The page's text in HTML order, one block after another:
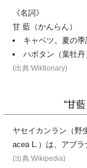
《名詞》
甘 藍（かんらん）
キャベツ。夏の季
ハボタン（葉牡丹
(出典:Wiktionary)
“甘
ヤセイカンラン（野
acea L.）は、アブラ
(出典:Wikipedia)